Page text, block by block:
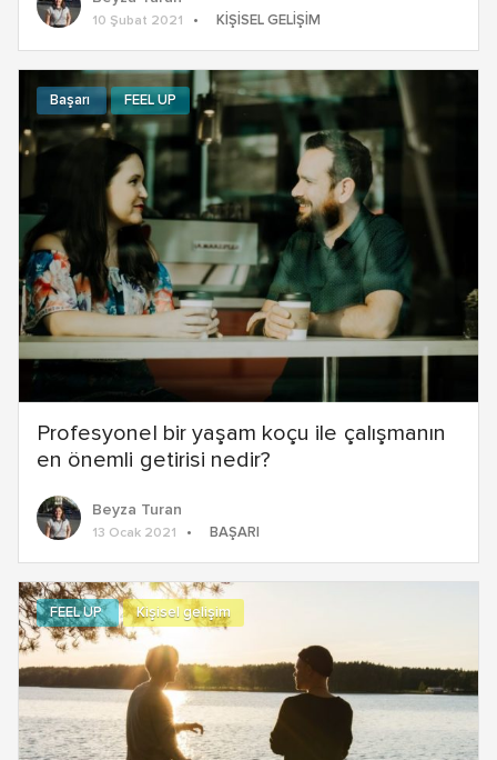
10 Şubat 2021 KIŞISEL GELIŞIM
Profesyonel bir yaşam koçu ile çalışmanın
en önemli getirisi nedir?
Başarı FEEL UP
Beyza Turan
13 Ocak 2021 BAŞARI
FEEL UP Kişisel gelişim